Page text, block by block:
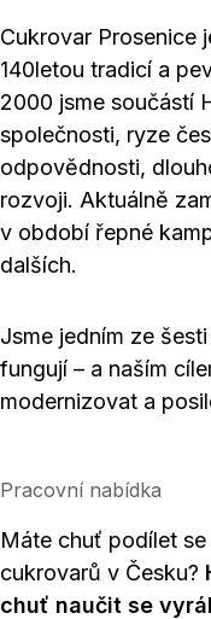
Cukrovar Prosenice
140letou tradicí a
2000 jsme součástí
společnosti, ryze
odpovědnosti,
rozvoji. Aktuálně
v období řepné
dalších.
Jsme jedním ze
fungují – a naším
modernizovat a
Pracovní nabídka
Máte chuť podílet
cukrovarů v Česku?
chuť naučit se